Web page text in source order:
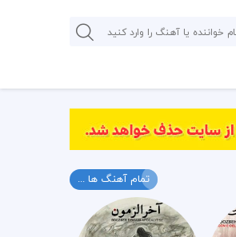
تمام آهنگ ها ...